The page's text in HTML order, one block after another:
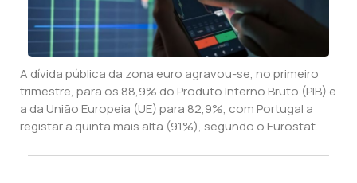
A dívida pública da zona euro agravou-se, no primeiro
trimestre, para os 88,9% do Produto Interno Bruto (PIB) e
a da União Europeia (UE) para 82,9%, com Portugal a
registar a quinta mais alta (91%), segundo o Eurostat.